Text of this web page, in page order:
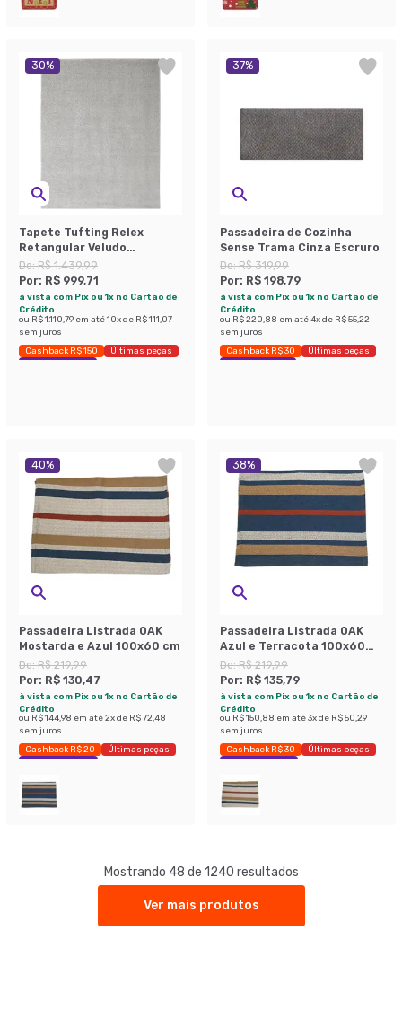
30%
Tapete Tufting Relex
Retangular Veludo
(200x250) Prata
De:R$ 1.439,99
Por: R$ 999,71
à vista com Pix ou 1x no Cartão de
Crédito
ou R$ 1.110,79 em até10x de R$ 111,07
sem juros
Cashback R$ 150
Últimas peças
Economize 30%
37%
Passadeira de Cozinha
Sense Trama Cinza Escruro
De:R$ 319,99
Por: R$ 198,79
à vista com Pix ou 1x no Cartão de
Crédito
ou R$ 220,88 em até4x de R$ 55,22
sem juros
Cashback R$ 30
Últimas peças
Economize 37%
40%
Passadeira Listrada OAK
Mostarda e Azul 100x60 cm
De:R$ 219,99
Por: R$ 130,47
à vista com Pix ou 1x no Cartão de
Crédito
ou R$ 144,98 em até2x de R$ 72,48
sem juros
Cashback R$ 20
Últimas peças
Economize 40%
38%
Passadeira Listrada OAK
Azul e Terracota 100x60
cm
De:R$ 219,99
Por: R$ 135,79
à vista com Pix ou 1x no Cartão de
Crédito
ou R$ 150,88 em até3x de R$ 50,29
sem juros
Cashback R$ 30
Últimas peças
Economize 38%
Mostrando 48 de 1240 resultados
Ver mais produtos